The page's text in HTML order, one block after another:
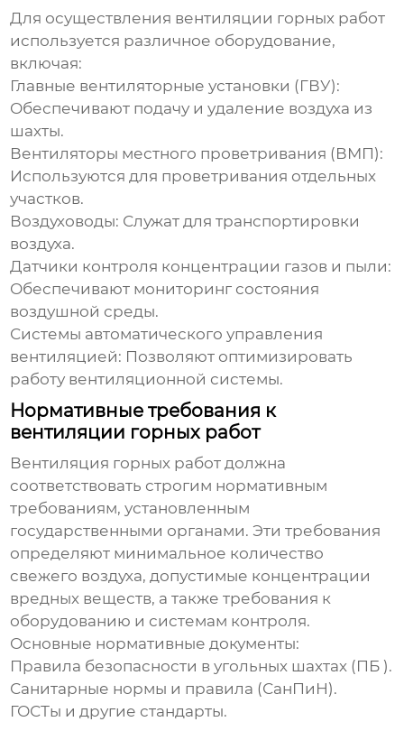
Для осуществления вентиляции горных работ
используется различное оборудование,
включая:
Главные вентиляторные установки (ГВУ):
Обеспечивают подачу и удаление воздуха из
шахты.
Вентиляторы местного проветривания (ВМП):
Используются для проветривания отдельных
участков.
Воздуховоды: Служат для транспортировки
воздуха.
Датчики контроля концентрации газов и пыли:
Обеспечивают мониторинг состояния
воздушной среды.
Системы автоматического управления
вентиляцией: Позволяют оптимизировать
работу вентиляционной системы.
Нормативные требования к
вентиляции горных работ
Вентиляция горных работ должна
соответствовать строгим нормативным
требованиям, установленным
государственными органами. Эти требования
определяют минимальное количество
свежего воздуха, допустимые концентрации
вредных веществ, а также требования к
оборудованию и системам контроля.
Основные нормативные документы:
Правила безопасности в угольных шахтах (ПБ ).
Санитарные нормы и правила (СанПиН).
ГОСТы и другие стандарты.